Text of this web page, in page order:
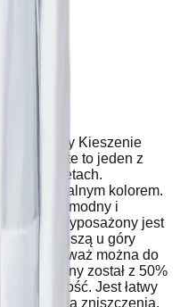
Co Trzy Kieszenie
Co White to jeden z
o kobietach.
i uniwersalnym kolorem.
sobie modny i
Wyposażony jest
mniejszą u góry
ponieważ można do
Wykonany został z 50%
jakość. Jest łatwy
na zniszczenia,